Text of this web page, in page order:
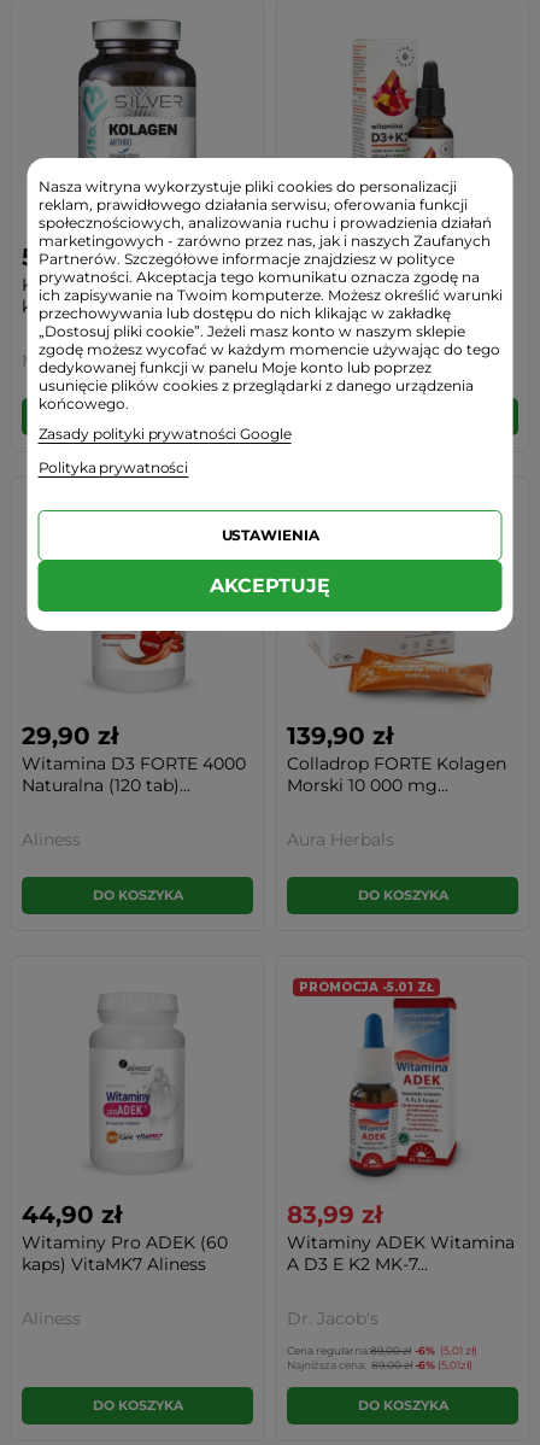
58,99 zł
KOLAGEN ARTHRO (120
kaps) Stawy Kości...
MyVita
DO KOSZYKA
47,90 zł
Witamina K2 z Natto 100
mcg + Naturalna...
Aura Herbals
29,90 zł
Witamina D3 FORTE 4000
Naturalna (120 tab)...
Aliness
DO KOSZYKA
139,90 zł
Colladrop FORTE Kolagen
Morski 10 000 mg...
Aura Herbals
DO KOSZYKA
44,90 zł
Witaminy Pro ADEK (60
kaps) VitaMK7 Aliness
Aliness
DO KOSZYKA
PROMOCJA -5.01 ZŁ
83,99 zł
Witaminy ADEK Witamina
A D3 E K2 MK-7...
Dr. Jacob's
Cena regularna:89,00 zł -6% (5,01 zł)
Najniższa cena: 89,00 zł-6% (5,01zł)
DO KOSZYKA
Nasza witryna wykorzystuje pliki cookies do personalizacji
reklam, prawidłowego działania serwisu, oferowania funkcji
społecznościowych, analizowania ruchu i prowadzienia działań
marketingowych - zarówno przez nas, jak i naszych Zaufanych
Partnerów. Szczegółowe informacje znajdziesz w polityce
prywatności. Akceptacja tego komunikatu oznacza zgodę na
ich zapisywanie na Twoim komputerze. Możesz określić warunki
przechowywania lub dostępu do nich klikając w zakładkę
„Dostosuj pliki cookie”. Jeżeli masz konto w naszym sklepie
zgodę możesz wycofać w każdym momencie używając do tego
dedykowanej funkcji w panelu Moje konto lub poprzez
usunięcie plików cookies z przeglądarki z danego urządzenia
końcowego.
Zasady polityki prywatności Google
Polityka prywatności
USTAWIENIA
AKCEPTUJĘ